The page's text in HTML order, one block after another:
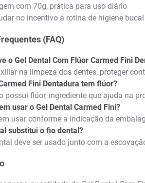
com 70g, prática para uso diário
no incentivo à rotina de higiene bucal
(FAQ)
o Gel Dental Com Flúor Carmed Fini
na limpeza dos dentes, proteger
Fini Dentadura tem flúor?
possui flúor, ingrediente que ajuda na
usar o Gel Dental Carmed Fini?
usar conforme a indicação da
substitui o fio dental?
deve ser usado junto com a